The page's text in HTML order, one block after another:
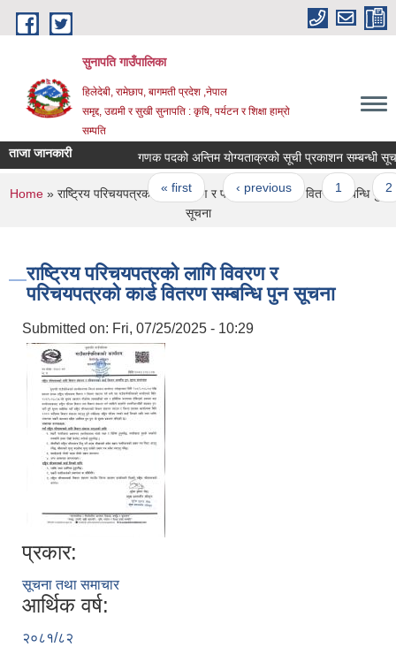
Skip to main content
सुनापति गाउँपालिका
हिलेदेबी, रामेछाप, बागमती प्रदेश ,नेपाल
समृद्द, उद्यमी र सुखी सुनापति : कृषि, पर्यटन र शिक्षा हाम्रो
सम्पति
ताजा जानकारी गणक पदको अन्तिम योग्यताक्रको सूची प्रकाशन सम्बन्धी सूचना
Pages
« first ‹ previous 1
You are here
Home » राष्ट्रिय परिचयपत्रको लागि विवरण र परिचयपत्रको कार्ड वितरण सम्बन्धि पुन
सूचना
राष्ट्रिय परिचयपत्रको लागि विवरण र
परिचयपत्रको कार्ड वितरण सम्बन्धि पुन सूचना
Submitted on: Fri, 07/25/2025 - 10:29
प्रकार:
सूचना तथा समाचार
आर्थिक वर्ष:
२०८१/८२